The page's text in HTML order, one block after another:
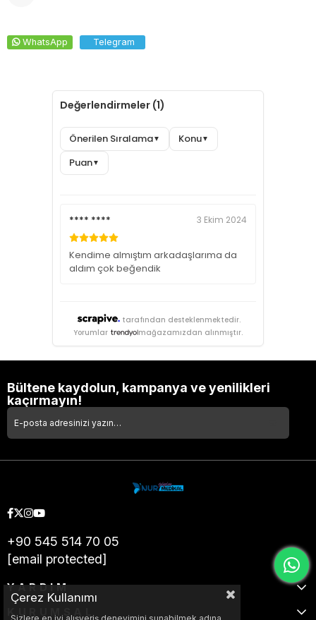
WhatsApp Telegram
Değerlendirmeler (1)
Önerilen Sıralama▼ Konu▼
Puan▼
**** **** 3 Ekim 2024
Kendime almıştım arkadaşlarıma da
aldım çok beğendik
tarafından desteklenmektedir.
Yorumlar
mağazamızdan alınmıştır.
Bültene kaydolun, kampanya ve yenilikleri
kaçırmayın!
+90 545 514 70 05
[email protected]
YARDIM
Çerez Kullanımı